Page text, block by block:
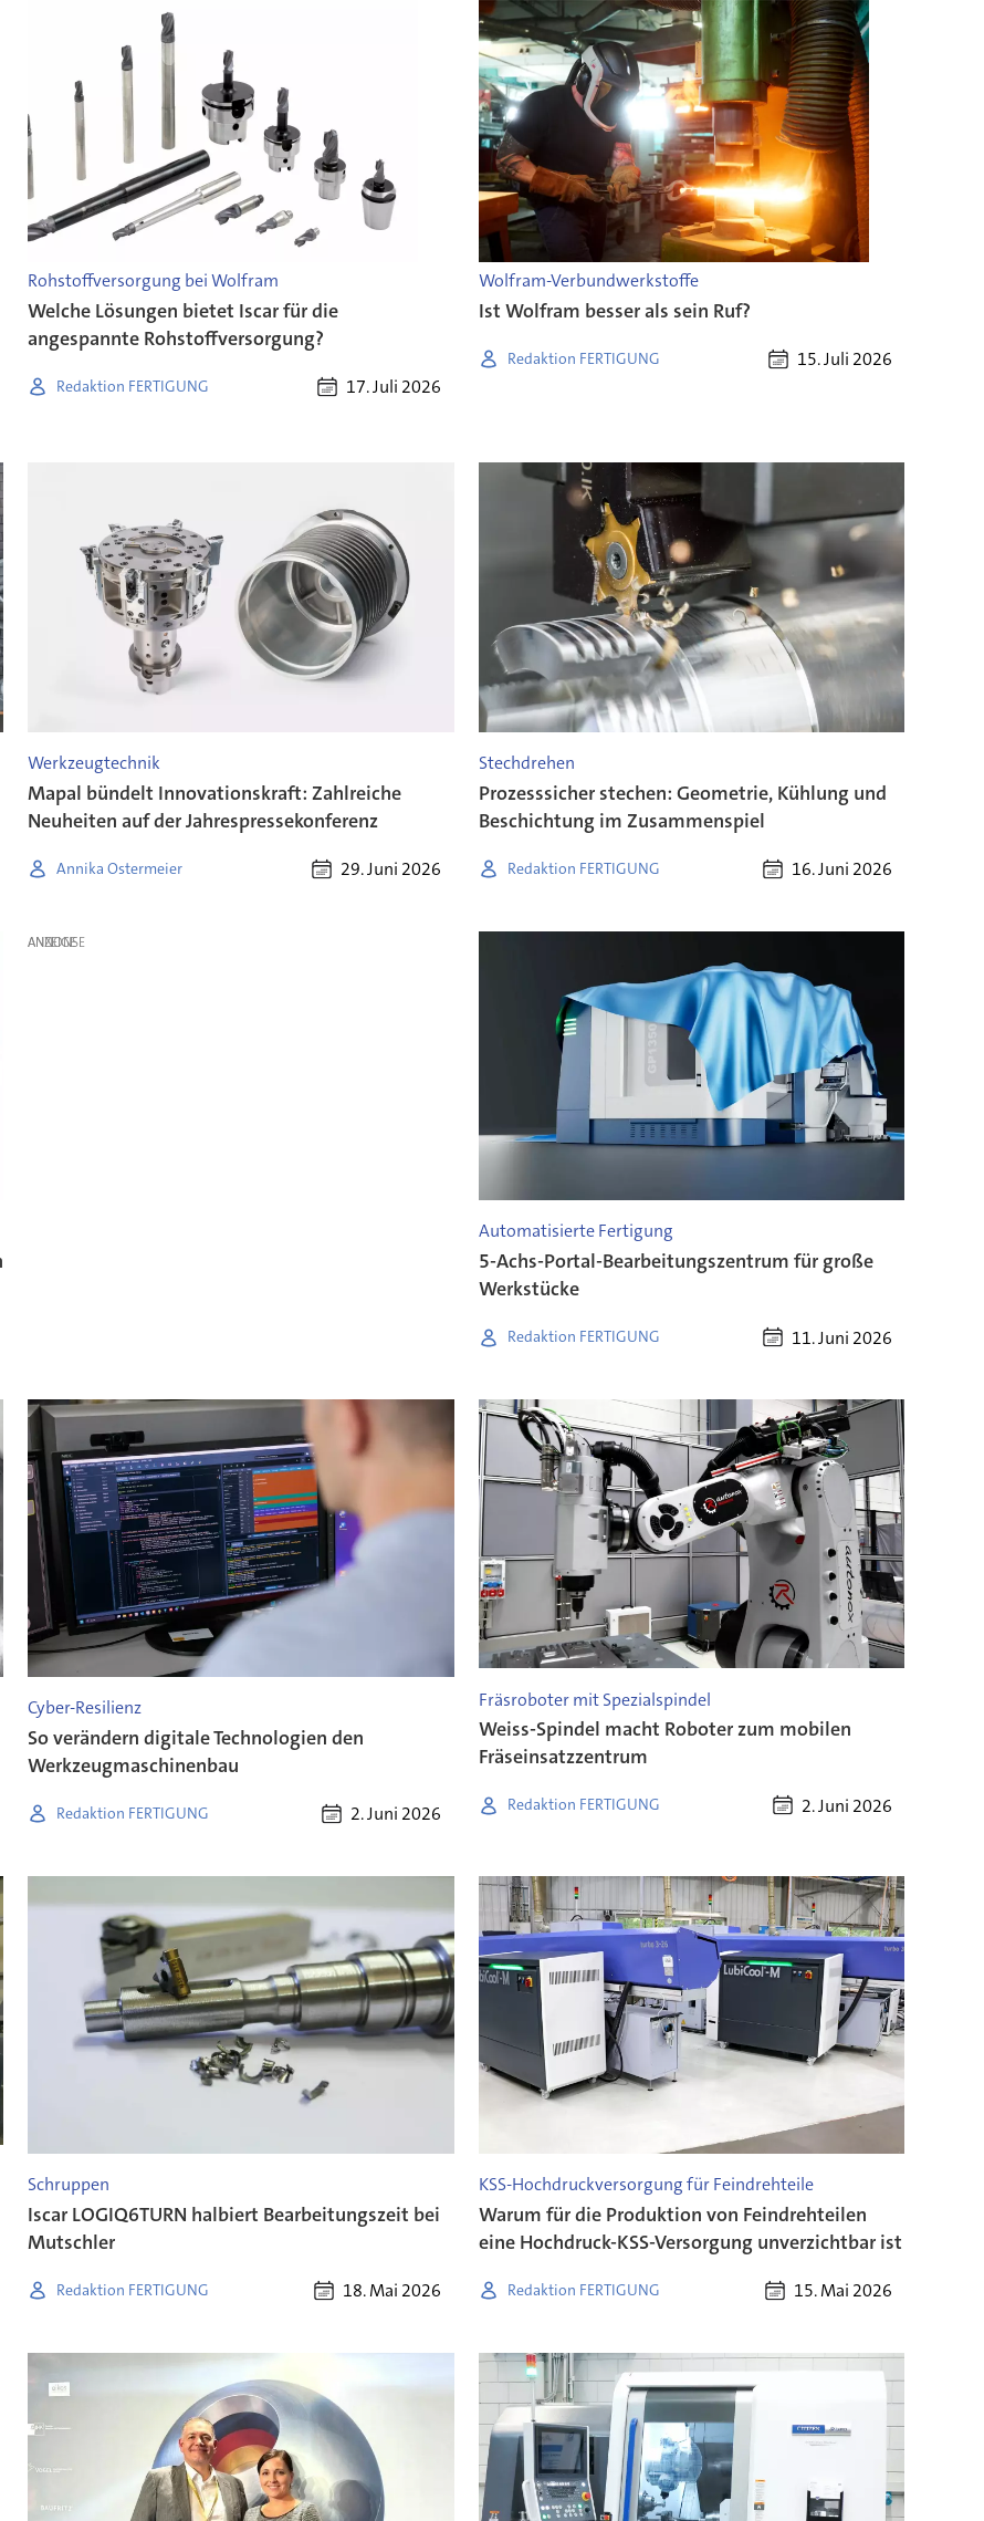
Rohstoffversorgung bei Wolfram
Welche Lösungen bietet Iscar für die
angespannte Rohstoffversorgung?
Redaktion FERTIGUNG 17. Juli 2026
Wolfram-Verbundwerkstoffe
Ist Wolfram besser als sein Ruf?
Redaktion FERTIGUNG 15. Juli 2026
Werkzeugtechnik
Mapal bündelt Innovationskraft: Zahlreiche
Neuheiten auf der Jahrespressekonferenz
Annika Ostermeier 29. Juni 2026
Stechdrehen
Prozesssicher stechen: Geometrie, Kühlung und
Beschichtung im Zusammenspiel
Redaktion FERTIGUNG 16. Juni 2026
ANZEIGE
Automatisierte Fertigung
5-Achs-Portal-Bearbeitungszentrum für große
Werkstücke
Redaktion FERTIGUNG 11. Juni 2026
Cyber-Resilienz
So verändern digitale Technologien den
Werkzeugmaschinenbau
Redaktion FERTIGUNG 2. Juni 2026
Fräsroboter mit Spezialspindel
Weiss-Spindel macht Roboter zum mobilen
Fräseinsatzzentrum
Redaktion FERTIGUNG 2. Juni 2026
Schruppen
Iscar LOGIQ6TURN halbiert Bearbeitungszeit bei
Mutschler
Redaktion FERTIGUNG 18. Mai 2026
KSS-Hochdruckversorgung für Feindrehteile
Warum für die Produktion von Feindrehteilen
eine Hochdruck-KSS-Versorgung unverzichtbar ist
Redaktion FERTIGUNG 15. Mai 2026